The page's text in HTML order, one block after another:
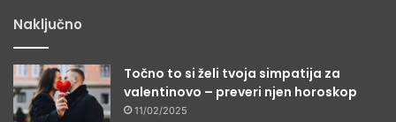
Naključno
Točno to si želi tvoja simpatija za
valentinovo – preveri njen horoskop
11/02/2025